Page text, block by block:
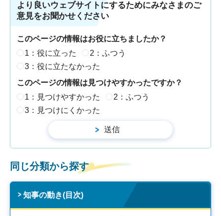
より良いウェブサイトにするためにみなさまのご
意見をお聞かせください
このページの情報はお役に立ちましたか？
1：役に立った
2：ふつう
3：役に立たなかった
このページの情報は見つけやすかったですか？
1：見つけやすかった
2：ふつう
3：見つけにくかった
同じ分類から探す
知事の動き(目次)